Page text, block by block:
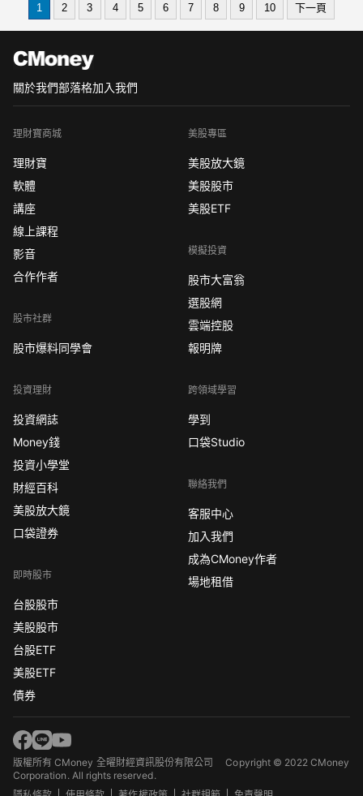
container {
display: flex
1 2 3 4 5 6 7 8 9 10 下一頁
關於我們部落格加入我們
理財寶商城
理財寶
軟體
講座
線上課程
影音
合作作者
股市社群
股市爆料同學會
投資理財
投資網誌
Money錢
投資小學堂
財經百科
美股放大鏡
口袋證券
即時股市
台股股市
美股股市
台股ETF
美股ETF
債券
美股專區
美股放大鏡
美股股市
美股ETF
模擬投資
股市大富翁
選股網
雲端控股
報明牌
跨領域學習
學到
口袋Studio
聯絡我們
客服中心
加入我們
成為CMoney作者
場地租借
版權所有 CMoney 全曜財經資訊股份有限公司Copyright © 2022 CMoney
Corporation. All rights reserved.